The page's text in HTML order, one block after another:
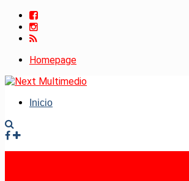
Homepage
Inicio